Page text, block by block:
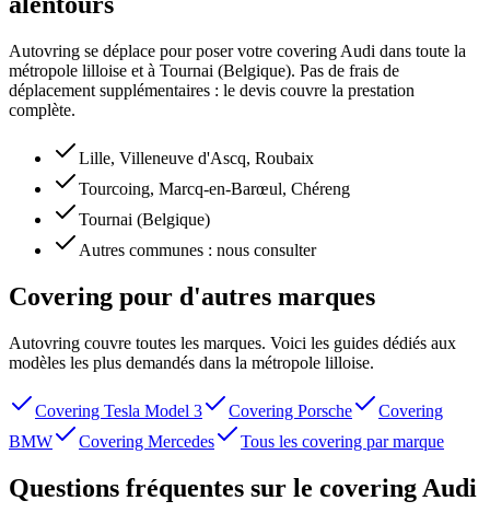
Autovring se déplace pour poser votre covering Audi dans toute la
métropole lilloise et à Tournai (Belgique). Pas de frais de
déplacement supplémentaires : le devis couvre la prestation
complète.
Lille, Villeneuve d'Ascq, Roubaix
Tourcoing, Marcq-en-Barœul, Chéreng
Tournai (Belgique)
Autres communes : nous consulter
Covering pour d'autres marques
Autovring couvre toutes les marques. Voici les guides dédiés aux
modèles les plus demandés dans la métropole lilloise.
Covering Tesla Model 3 Covering Porsche
Covering
BMW
Covering Mercedes Tous les covering par marque
Questions fréquentes sur le covering Audi